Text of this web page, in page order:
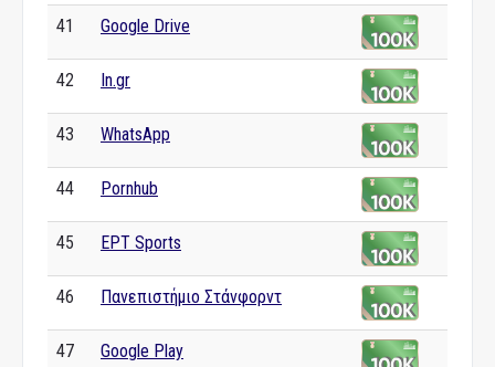
41 Google Drive
42 In.gr
43 WhatsApp
44 Pornhub
45 ΕΡΤ Sports
46 Πανεπιστήμιο Στάνφορντ
47 Google Play